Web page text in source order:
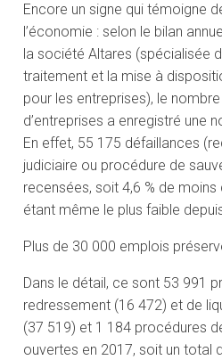
Encore un signe qui témoigne
l’économie : selon le bilan
la société Altares (spécialisée
traitement et la mise à
pour les entreprises), le
d’entreprises a enregistré une
En effet, 55 175 défaillances
judiciaire ou procédure de
recensées, soit 4,6 % de moins
étant même le plus faible
Plus de 30 000 emplois
Dans le détail, ce sont 53 991
redressement (16 472) et de
(37 519) et 1 184 procédures
ouvertes en 2017, soit un total